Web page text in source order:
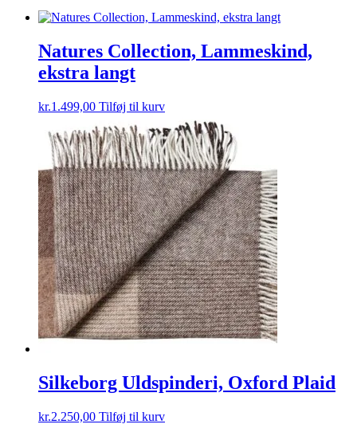
Natures Collection, Lammeskind,
ekstra langt
kr.1.499,00 Tilføj til kurv
Silkeborg Uldspinderi, Oxford Plaid
kr.2.250,00 Tilføj til kurv